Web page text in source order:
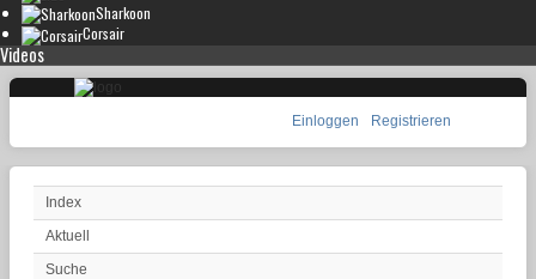
Sharkoon
Corsair
Videos
Einloggen Registrieren
Index
Aktuell
Suche